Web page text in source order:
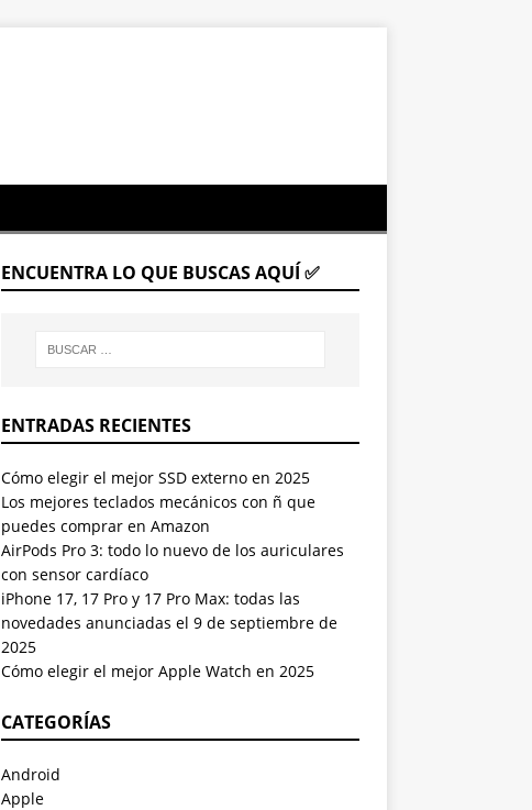
ENCUENTRA LO QUE BUSCAS AQUÍ ✅
ENTRADAS RECIENTES
Cómo elegir el mejor SSD externo en 2025
Los mejores teclados mecánicos con ñ que
puedes comprar en Amazon
AirPods Pro 3: todo lo nuevo de los auriculares
con sensor cardíaco
iPhone 17, 17 Pro y 17 Pro Max: todas las
novedades anunciadas el 9 de septiembre de
2025
Cómo elegir el mejor Apple Watch en 2025
CATEGORÍAS
Android
Apple